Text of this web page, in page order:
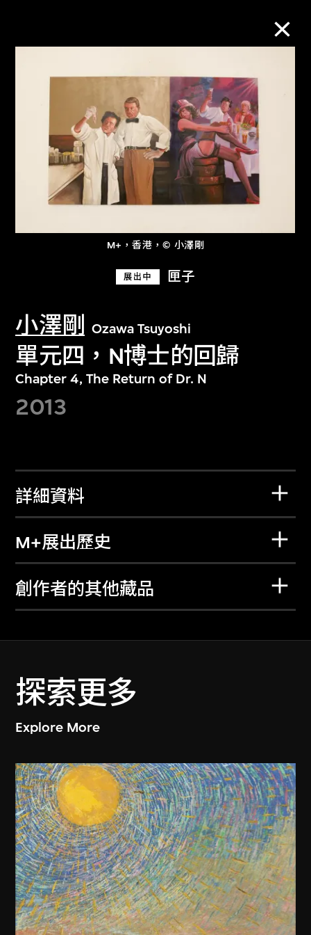
M+，香港，© 小澤剛
展出中 匣子
小澤剛 Ozawa Tsuyoshi
單元四，N博士的回歸
Chapter 4, The Return of Dr. N
2013
詳細資料
M+展出歷史
創作者的其他藏品
探索更多
Explore More
M+藏品
進一步篩選